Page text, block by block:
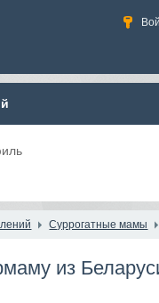
Суррогатные мамы
из